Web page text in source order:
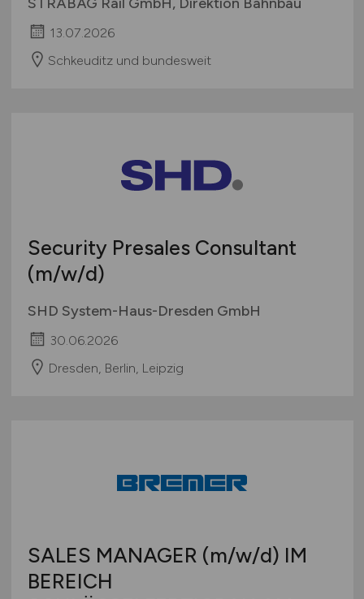
13.07.2026
Schkeuditz und bundesweit
Security Presales Consultant
(m/w/d)
SHD System-Haus-Dresden GmbH
30.06.2026
Dresden, Berlin, Leipzig
SALES MANAGER (m/w/d) IM
BEREICH